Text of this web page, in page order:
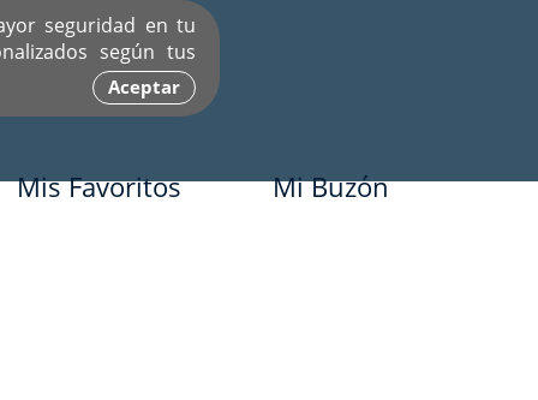
seguridad en tu
según tus
Aceptar
Mis Favoritos Mi Buzón